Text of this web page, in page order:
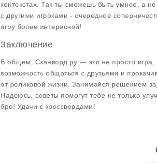
контекстах. Так ты сможешь быть умнее, а
с другими игроками - очередное
игру более интересной!
Заключение
В общем, Сканворд.ру — это не просто игра,
возможность общаться с друзьями и
от роликовой жизни. Занимайся решением
Надеюсь, советы помогут тебе не только
бро! Удачи с кроссвордами!